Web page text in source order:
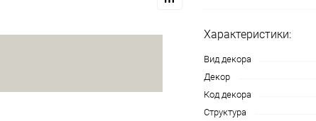
Характеристики:
Вид декора
Декор
Код декора
Структура